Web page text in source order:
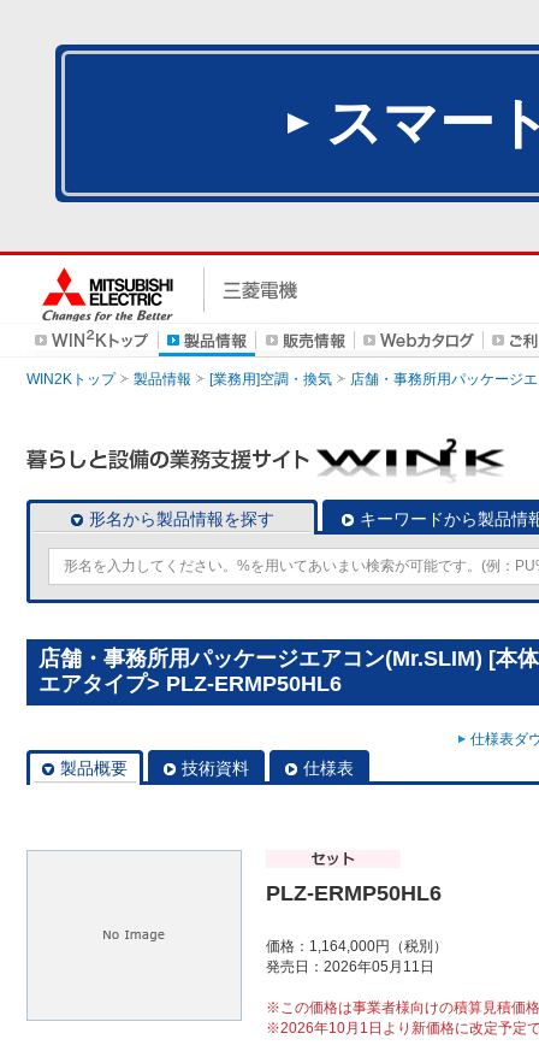
スマー
WIN2Kトップ 製品情報 [業務用]空調・換気 店舗・事務所用パッケージ
形名から製品情報を探す キーワードから製品情
店舗・事務所用パッケージエアコン(Mr.SLIM) [本
エアタイプ> PLZ-ERMP50HL6
仕様表ダ
製品概要 技術資料 仕様表
PLZ-ERMP50HL6
価格：1,164,000円（税別）
発売日：2026年05月11日
※この価格は事業者様向けの積算見積価
※2026年10月1日より新価格に改定予定